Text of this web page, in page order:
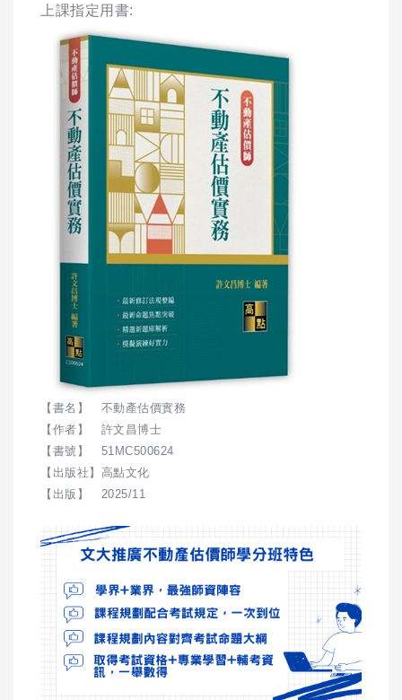
上課指定用書:
【書名】 不動產估價實務
【作者】 許文昌博士
【書號】 51MC500624
【出版社】高點文化
【出版】 2025/11